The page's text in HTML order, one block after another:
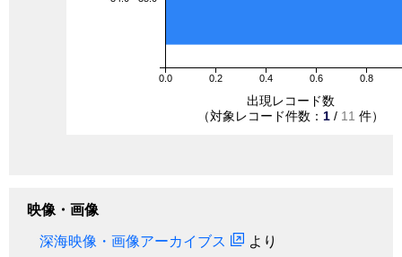
0.0 0.2 0.4 0.6 0.8
出現レコード数
（対象レコード件数： 1 / 11 件）
映像・画像
深海映像・画像アーカイブス より